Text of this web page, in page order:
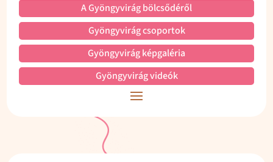
A Gyöngyvirág bölcsődéről
Gyöngyvirág csoportok
Gyöngyvirág képgaléria
Gyöngyvirág videók